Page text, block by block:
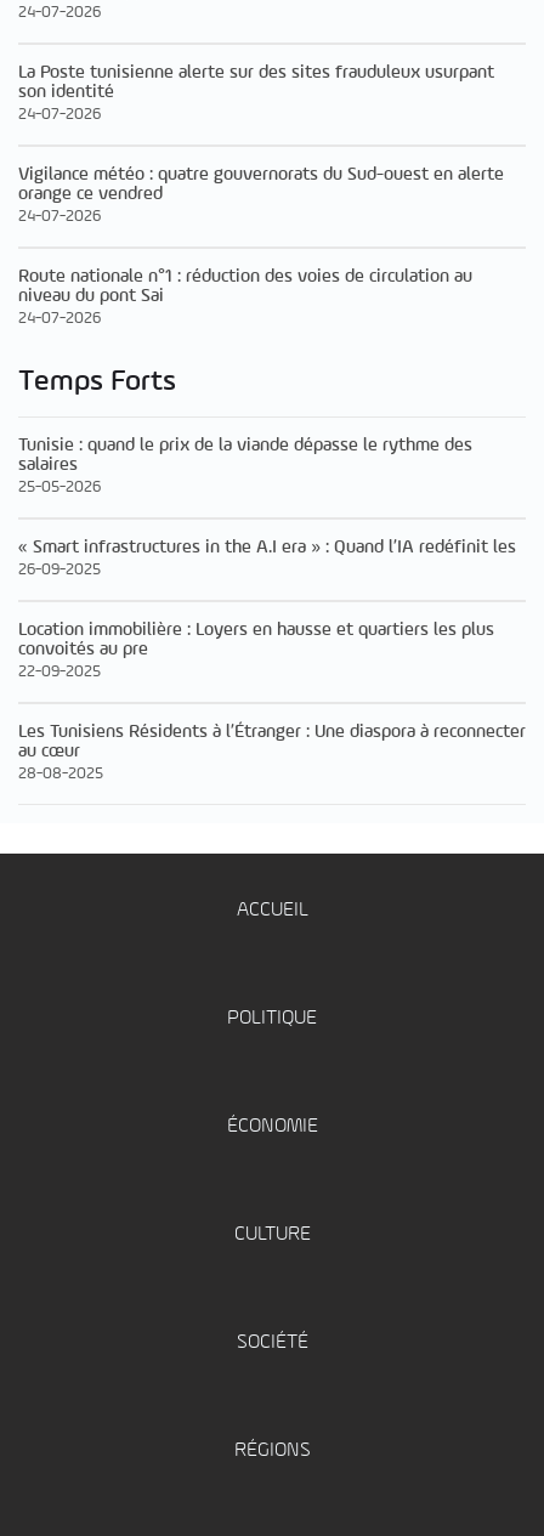
24-07-2026
La Poste tunisienne alerte sur des sites frauduleux usurpant
son identité
24-07-2026
Vigilance météo : quatre gouvernorats du Sud-ouest en alerte
orange ce vendred
24-07-2026
Route nationale n°1 : réduction des voies de circulation au
niveau du pont Sai
24-07-2026
Temps Forts
Tunisie : quand le prix de la viande dépasse le rythme des
salaires
25-05-2026
« Smart infrastructures in the A.I era » : Quand l’IA redéfinit les
26-09-2025
Location immobilière : Loyers en hausse et quartiers les plus
convoités au pre
22-09-2025
Les Tunisiens Résidents à l’Étranger : Une diaspora à reconnecter
au cœur
28-08-2025
ACCUEIL
POLITIQUE
ÉCONOMIE
CULTURE
SOCIÉTÉ
RÉGIONS